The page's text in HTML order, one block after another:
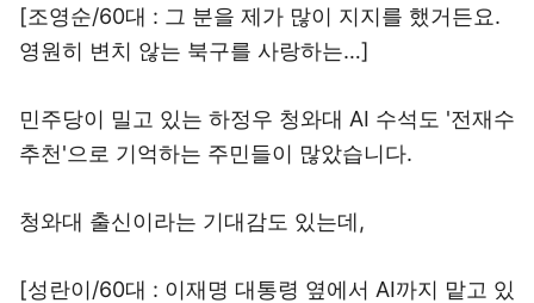
[조영순/60대 : 그 분을 제가 많이 지지를 했거든요.
영원히 변치 않는 북구를 사랑하는…]
민주당이 밀고 있는 하정우 청와대 AI 수석도 '전재수
추천'으로 기억하는 주민들이 많았습니다.
청와대 출신이라는 기대감도 있는데,
[성란이/60대 : 이재명 대통령 옆에서 AI까지 맡고 있